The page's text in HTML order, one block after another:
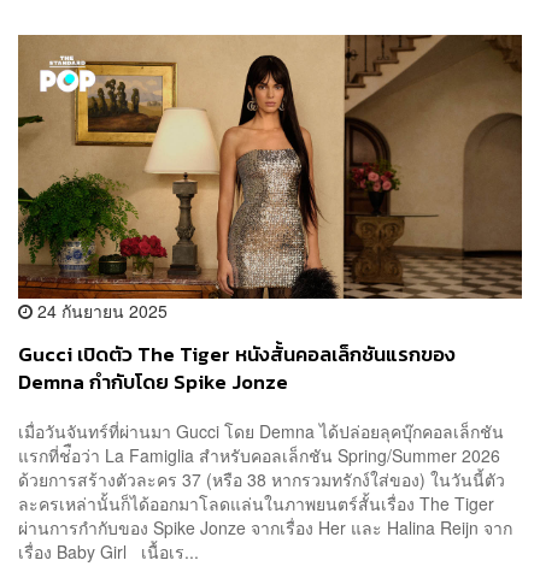
24 กันยายน 2025
Gucci เปิดตัว The Tiger หนังสั้นคอลเล็กชันแรกของ
Demna กำกับโดย Spike Jonze
เมื่อวันจันทร์ที่ผ่านมา Gucci โดย Demna ได้ปล่อยลุคบุ๊กคอลเล็กชัน
แรกที่ช่ือว่า La Famiglia สำหรับคอลเล็กชัน Spring/Summer 2026
ด้วยการสร้างตัวละคร 37 (หรือ 38 หากรวมทรักง์ใส่ของ) ในวันนี้ตัว
ละครเหล่านั้นก็ได้ออกมาโลดแล่นในภาพยนตร์สั้นเรื่อง The Tiger
ผ่านการกำกับของ Spike Jonze จากเรื่อง Her และ Halina Reijn จาก
เรื่อง Baby Girl เนื้อเร...